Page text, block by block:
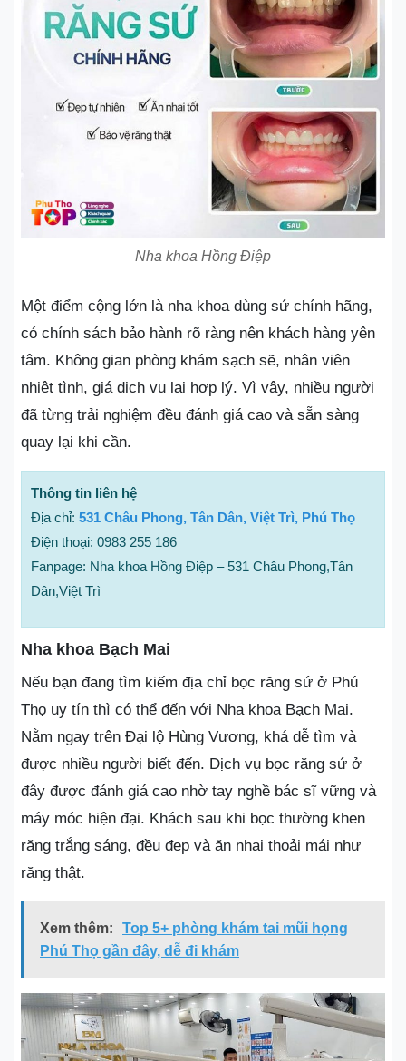
Nha khoa Hồng Điệp
Một điểm cộng lớn là nha khoa dùng sứ chính hãng,
có chính sách bảo hành rõ ràng nên khách hàng yên
tâm. Không gian phòng khám sạch sẽ, nhân viên
nhiệt tình, giá dịch vụ lại hợp lý. Vì vậy, nhiều người
đã từng trải nghiệm đều đánh giá cao và sẵn sàng
quay lại khi cần.
Thông tin liên hệ
Địa chỉ: 531 Châu Phong, Tân Dân, Việt Trì, Phú Thọ
Điện thoại: 0983 255 186
Fanpage: Nha khoa Hồng Điệp – 531 Châu Phong,Tân
Dân,Việt Trì
Nha khoa Bạch Mai
Nếu bạn đang tìm kiếm địa chỉ bọc răng sứ ở Phú
Thọ uy tín thì có thể đến với Nha khoa Bạch Mai.
Nằm ngay trên Đại lộ Hùng Vương, khá dễ tìm và
được nhiều người biết đến. Dịch vụ bọc răng sứ ở
đây được đánh giá cao nhờ tay nghề bác sĩ vững và
máy móc hiện đại. Khách sau khi bọc thường khen
răng trắng sáng, đều đẹp và ăn nhai thoải mái như
răng thật.
Xem thêm:
Top 5+ phòng khám tai mũi họng
Phú Thọ gần đây, dễ đi khám